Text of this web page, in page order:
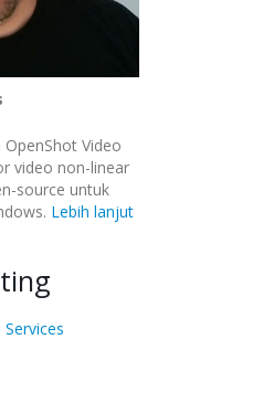
Video
video non-linear
source untuk
Lebih lanjut